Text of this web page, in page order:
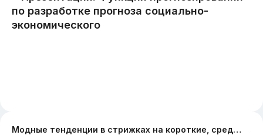
Модные тенденции в стрижках на короткие, средние и длинные волосы. Модное направление в цвете на 2025-2026 год